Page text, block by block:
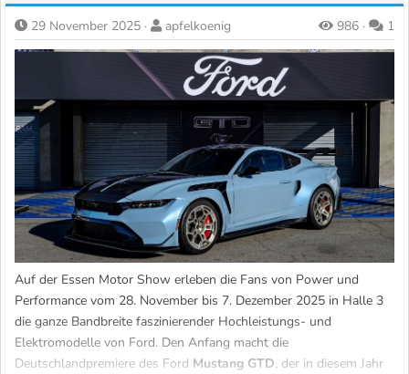
29 November 2025 apfelkoenig 986 1
Auf der Essen Motor Show erleben die Fans von Power und
Performance vom 28. November bis 7. Dezember 2025 in Halle 3
die ganze Bandbreite faszinierender Hochleistungs- und
Elektromodelle von Ford. Den Anfang macht die
Deutschlandpremiere des Ford Mustang GTD, der in diesem Jahr